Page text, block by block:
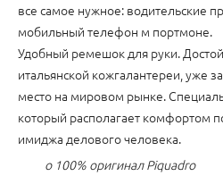
все самое нужное: водительские
мобильный телефон м портмоне.
Удобный ремешок для руки.
итальянской кожгалантереи, уже
место на мировом рынке.
который располагает комфортом
имиджа делового человека.
o 100% оригинал Piquadro